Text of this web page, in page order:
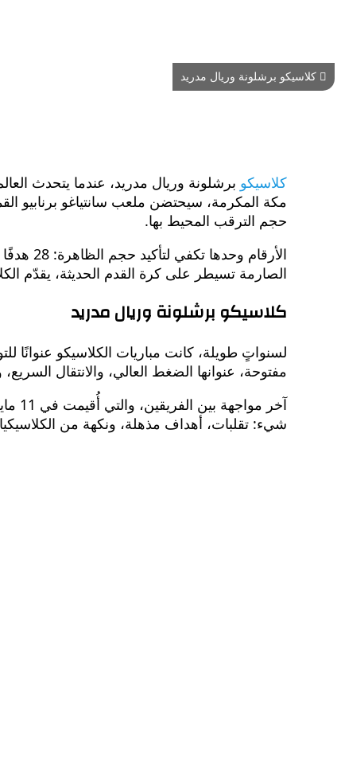
كلاسيكو برشلونة وريال مدريد
كلاسيكو
مكة المكرمة، سيحتضن ملعب سانتياغو برنابيو
حجم الترقب المحيط بها.
الصارمة تسيطر على كرة القدم الحديثة، يقدّم
كلاسيكو برشلونة وريال مدريد
لسنواتٍ طويلة، كانت مباريات الكلاسيكو
مفتوحة، عنوانها الضغط العالي، والانتقال السريع،
شيء: تقلبات، أهداف مذهلة، ونكهة من